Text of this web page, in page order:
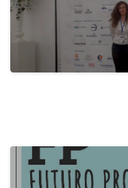
28 de May de 2024
22 de May de 2024